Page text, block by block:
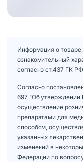
Информация о
ознакомительный
согласно ст.437 ГК РФ.
Согласно
697 "Об утверждении
осуществление
препаратами для
способом,
указанных
изменений в
Федерации по